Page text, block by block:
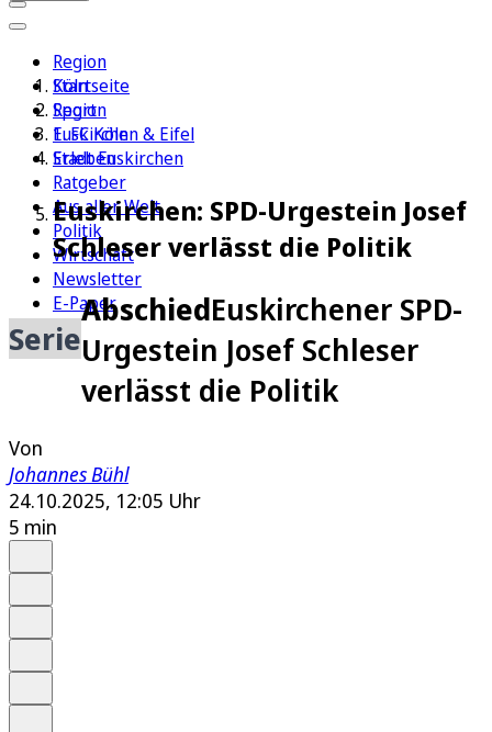
Region
Köln
Sport
1. FC Köln
Erleben
Ratgeber
Aus aller Welt
Politik
Wirtschaft
Newsletter
E-Paper
Startseite
Region
Euskirchen & Eifel
Stadt Euskirchen
Euskirchen: SPD-Urgestein Josef
Schleser verlässt die Politik
Serie
AbschiedEuskirchener SPD-
Urgestein Josef Schleser
verlässt die Politik
Von
Johannes Bühl
24.10.2025, 12:05 Uhr
5 min